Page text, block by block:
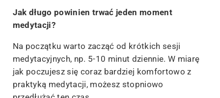
Jak długo powinien trwać jeden moment
medytacji?
Na początku warto zacząć od krótkich sesji
medytacyjnych, np. 5-10 minut dziennie. W miarę
jak poczujesz się coraz bardziej komfortowo z
praktyką medytacji, możesz stopniowo